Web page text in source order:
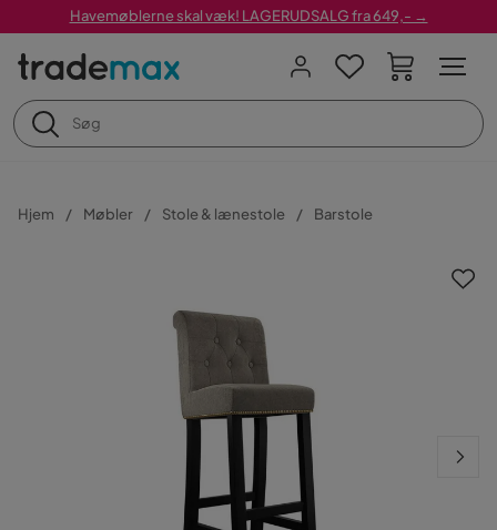
Havemøblerne skal væk! LAGERUDSALG fra 649,- →
Hjem Møbler Stole & lænestole Barstole